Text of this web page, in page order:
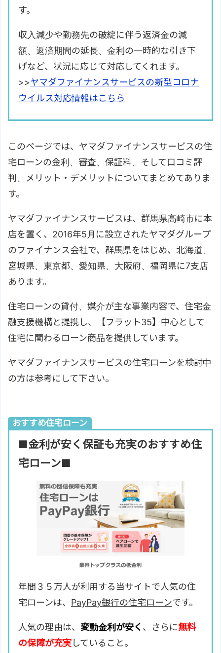
す。
収入減少や勤務先の破綻に伴う返済金の減
額、返済期間の延長、金利の一時的な引き下
げなど、状況に応じて対応してくれます。
>>ヤマダファイナンスサービスの新型コロナ
ウイルス対応情報はこちら
このページでは、ヤマダファイナンスサービスの住
宅ローンの金利、審査、保証料、そして口コミ評
判、メリット・デメリットについてまとめてありま
す。
ヤマダファイナンスサービスは、群馬県高崎市に本
店を置く、2016年5月に設立されたヤマダグループ
のファイナンス会社で、群馬県をはじめ、北海道、
宮城県、東京都、愛知県、大阪府、福岡県に7支店
あります。
住宅ローンの貸付、媒介が主な事業内容で、住宅金
融支援機構と提携し、【フラット35】中心として
住宅に関わるローン商品を提供しています。
ヤマダファイナンスサービスの住宅ローンを検討中
の方は参考にして下さい。
おすすめ住宅ローン
■金利が安く保証も充実のおすすめ住
宅ローン■
年間３５万人が利用する当サイトで人気の住
宅ローンは、 PayPay銀行の住宅ローンです。
人気の理由は、 変動金利が安く 、さらに無料
の保障が充実していること。